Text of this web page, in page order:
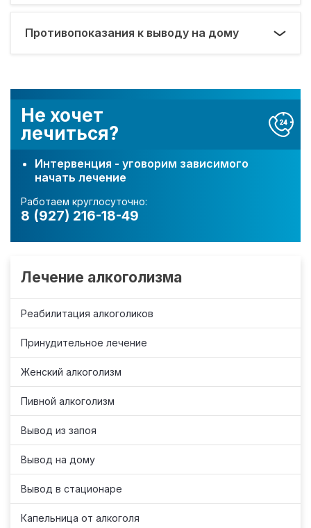
Не хочет
лечиться?
Интервенция - уговорим зависимого
начать лечение
Работаем круглосуточно:
8 (927) 216-18-49
Лечение алкоголизма
Реабилитация алкоголиков
Принудительное лечение
Женский алкоголизм
Пивной алкоголизм
Вывод из запоя
Вывод на дому
Вывод в стационаре
Капельница от алкоголя
Противопоказания к выводу на дому